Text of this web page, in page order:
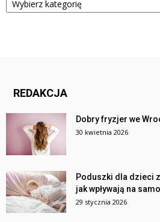
REDAKCJA
Dobry fryzjer we
30 kwietnia 2026
Poduszki dla dzieci
jak wpływają na
29 stycznia 2026